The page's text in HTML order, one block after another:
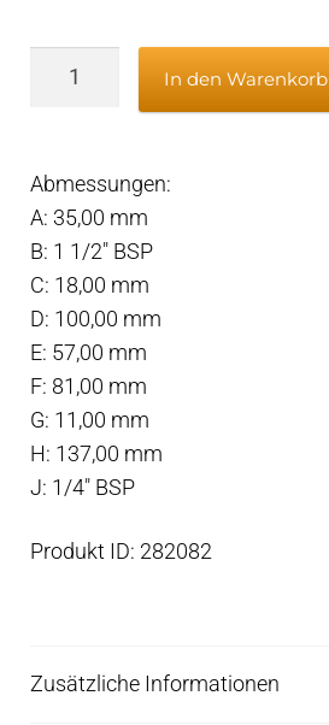
mm
1½"
Rohr
Menge
In den Warenkorb
Abmessungen:
A: 35,00 mm
B: 1 1/2″ BSP
C: 18,00 mm
D: 100,00 mm
E: 57,00 mm
F: 81,00 mm
G: 11,00 mm
H: 137,00 mm
J: 1/4″ BSP
Produkt ID: 282082
Zusätzliche Informationen